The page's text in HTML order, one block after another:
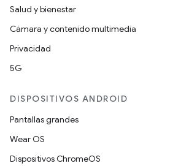
Salud y bienestar
Cámara y contenido multimedia
Privacidad
5G
DISPOSITIVOS ANDROID
Pantallas grandes
Wear OS
Dispositivos ChromeOS